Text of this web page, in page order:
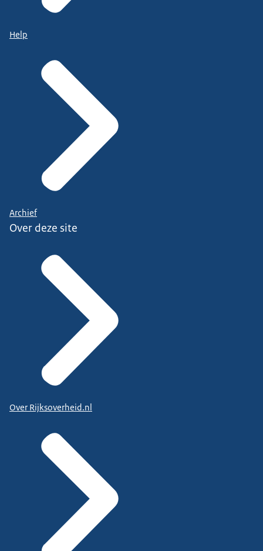
Help
Archief
Over deze site
Over Rijksoverheid.nl